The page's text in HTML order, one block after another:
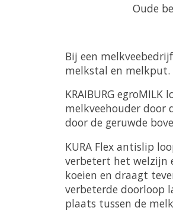
Oude
Bij een
melkstal en melkput.
KRAIBURG
melkveehouder door
door de geruwde
KURA Flex antislip
verbetert het welzijn
koeien en draagt
verbeterde doorloop
plaats tussen de